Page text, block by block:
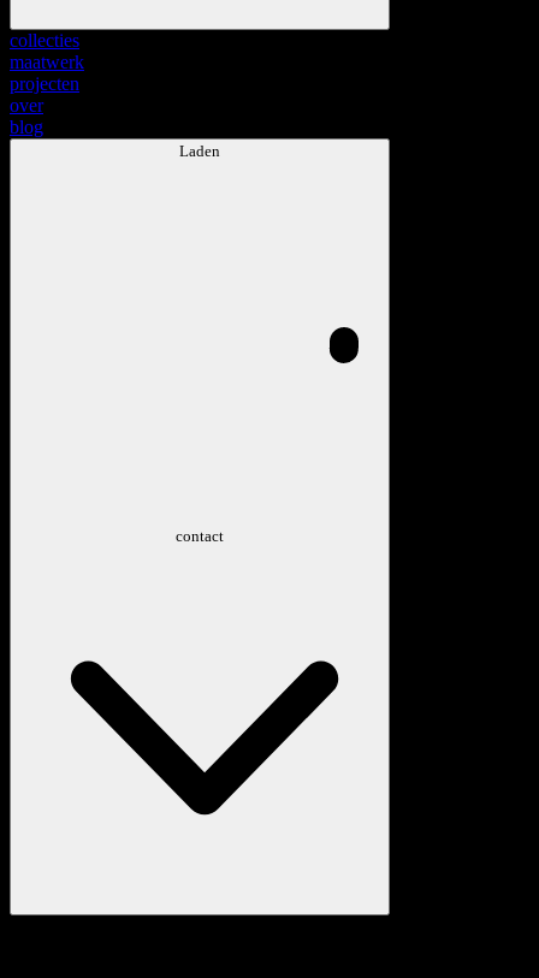
collecties
maatwerk
projecten
over
blog
Laden
contact